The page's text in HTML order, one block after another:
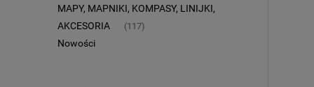
MAPY, MAPNIKI, KOMPASY, LINIJKI,
AKCESORIA
(117)
Nowości